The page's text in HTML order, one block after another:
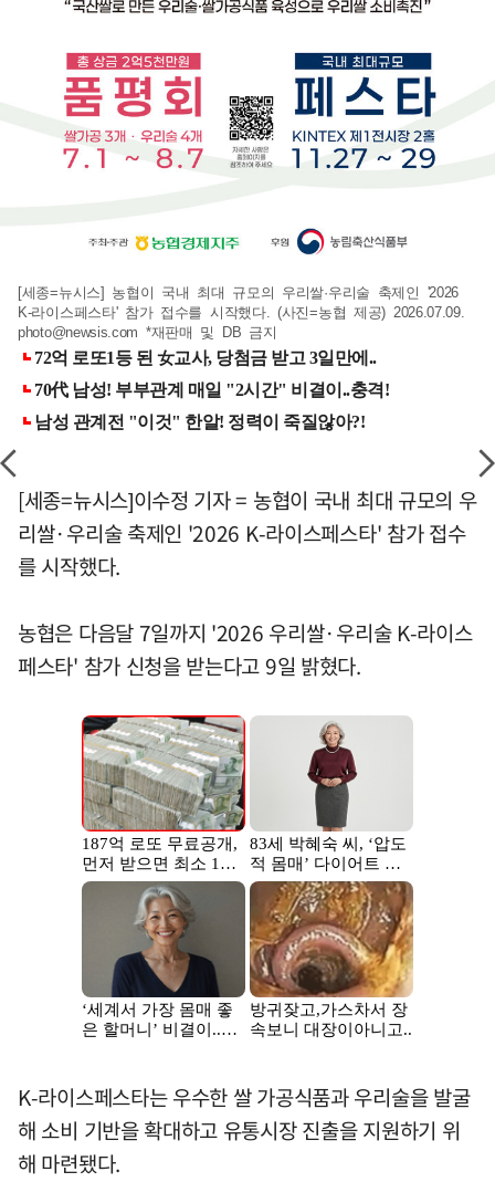
[세종=뉴시스] 농협이 국내 최대 규모의 우리쌀·우리술 축제인 '2026
K-라이스페스타' 참가 접수를 시작했다. (사진=농협 제공) 2026.07.09.
photo@newsis.com *재판매 및 DB 금지
[세종=뉴시스]이수정 기자 = 농협이 국내 최대 규모의 우
리쌀·우리술 축제인 '2026 K-라이스페스타' 참가 접수
를 시작했다.
농협은 다음달 7일까지 '2026 우리쌀·우리술 K-라이스
페스타' 참가 신청을 받는다고 9일 밝혔다.
K-라이스페스타는 우수한 쌀 가공식품과 우리술을 발굴
해 소비 기반을 확대하고 유통시장 진출을 지원하기 위
해 마련됐다.